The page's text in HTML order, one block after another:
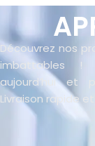
Découvrez nos
imbattables !
aujourd’hui et
Livraison rapide